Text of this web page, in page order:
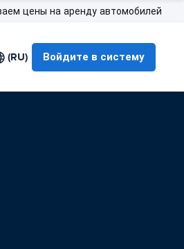
цены на аренду автомобилей
(RU) Войдите в систему